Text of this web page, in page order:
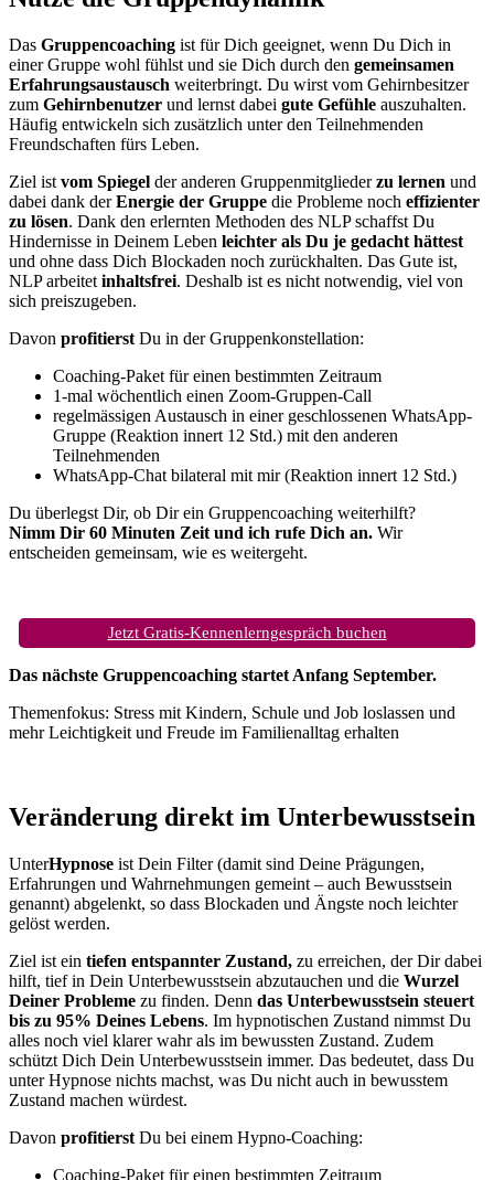
Das Gruppencoaching ist für Dich geeignet, wenn Du Dich in
einer Gruppe wohl fühlst und sie Dich durch den gemeinsamen
Erfahrungsaustausch weiterbringt. Du wirst vom Gehirnbesitzer
zum Gehirnbenutzer und lernst dabei gute Gefühle auszuhalten.
Häufig entwickeln sich zusätzlich unter den Teilnehmenden
Freundschaften fürs Leben.
Ziel ist vom Spiegel der anderen Gruppenmitgliederzu lernen und
dabei dank derEnergie der Gruppe die Probleme noch effizienter
zu lösen. Dank den erlernten Methoden des NLP schaffst Du
Hindernisse in Deinem Leben leichter als Du je gedacht hättest
und ohne dass Dich Blockaden noch zurückhalten. Das Gute ist,
NLP arbeitet inhaltsfrei. Deshalb ist es nicht notwendig, viel von
sich preiszugeben.
Davon profitierst Du in der Gruppenkonstellation:
Coaching-Paket für einen bestimmten Zeitraum
1-mal wöchentlich einen Zoom-Gruppen-Call
regelmässigen Austausch in einer geschlossenen WhatsApp-
Gruppe (Reaktion innert 12 Std.) mit den anderen
Teilnehmenden
WhatsApp-Chat bilateral mit mir (Reaktion innert 12 Std.)
Du überlegst Dir, ob Dir ein Gruppencoaching weiterhilft?
Nimm Dir 60 Minuten Zeit und ich rufe Dich an. Wir
entscheiden gemeinsam, wie es weitergeht.
Jetzt Gratis-Kennenlerngespräch buchen
Das nächste Gruppencoaching startet Anfang September.
Themenfokus: Stress mit Kindern, Schule und Job loslassen und
mehr Leichtigkeit und Freude im Familienalltag erhalten
Veränderung direkt im Unterbewusstsein
UnterHypnose ist Dein Filter (damit sind Deine Prägungen,
Erfahrungen und Wahrnehmungen gemeint – auch Bewusstsein
genannt) abgelenkt, so dass Blockaden und Ängste noch leichter
gelöst werden.
Ziel ist ein tiefen entspannter Zustand, zu erreichen, der Dir dabei
hilft, tief in Dein Unterbewusstsein abzutauchen und die Wurzel
Deiner Probleme zu finden. Denn das Unterbewusstsein steuert
bis zu 95% Deines Lebens. Im hypnotischen Zustand nimmst Du
alles noch viel klarer wahr als im bewussten Zustand. Zudem
schützt Dich Dein Unterbewusstsein immer. Das bedeutet, dass Du
unter Hypnose nichts machst, was Du nicht auch in bewusstem
Zustand machen würdest.
Davon profitierst Du bei einem Hypno-Coaching:
Coaching-Paket für einen bestimmten Zeitraum